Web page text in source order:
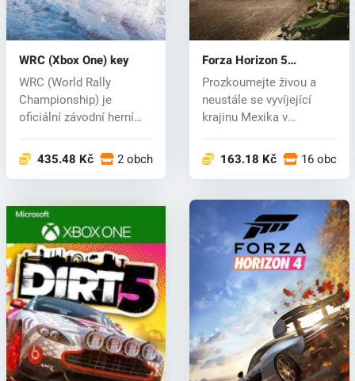
WRC (Xbox One) key
WRC (World Rally
Championship) je
oficiální závodní herní
435.48 Kč 2 obchodech
Forza Horizon 5
(PC/Xbox One) key
Prozkoumejte živou a
neustále se vyvíjející
krajinu Mexika v
163.18 Kč 16